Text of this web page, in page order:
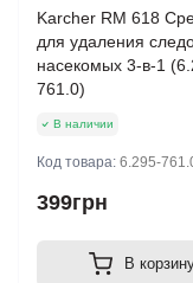
Karcher RM 618
для удаления
насекомых 3-в-1
761.0)
В наличии
Код товара: 6.295-
399грн
В